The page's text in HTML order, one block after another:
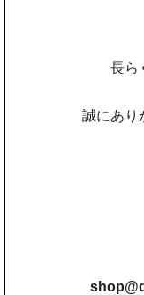
長ら
誠にあり